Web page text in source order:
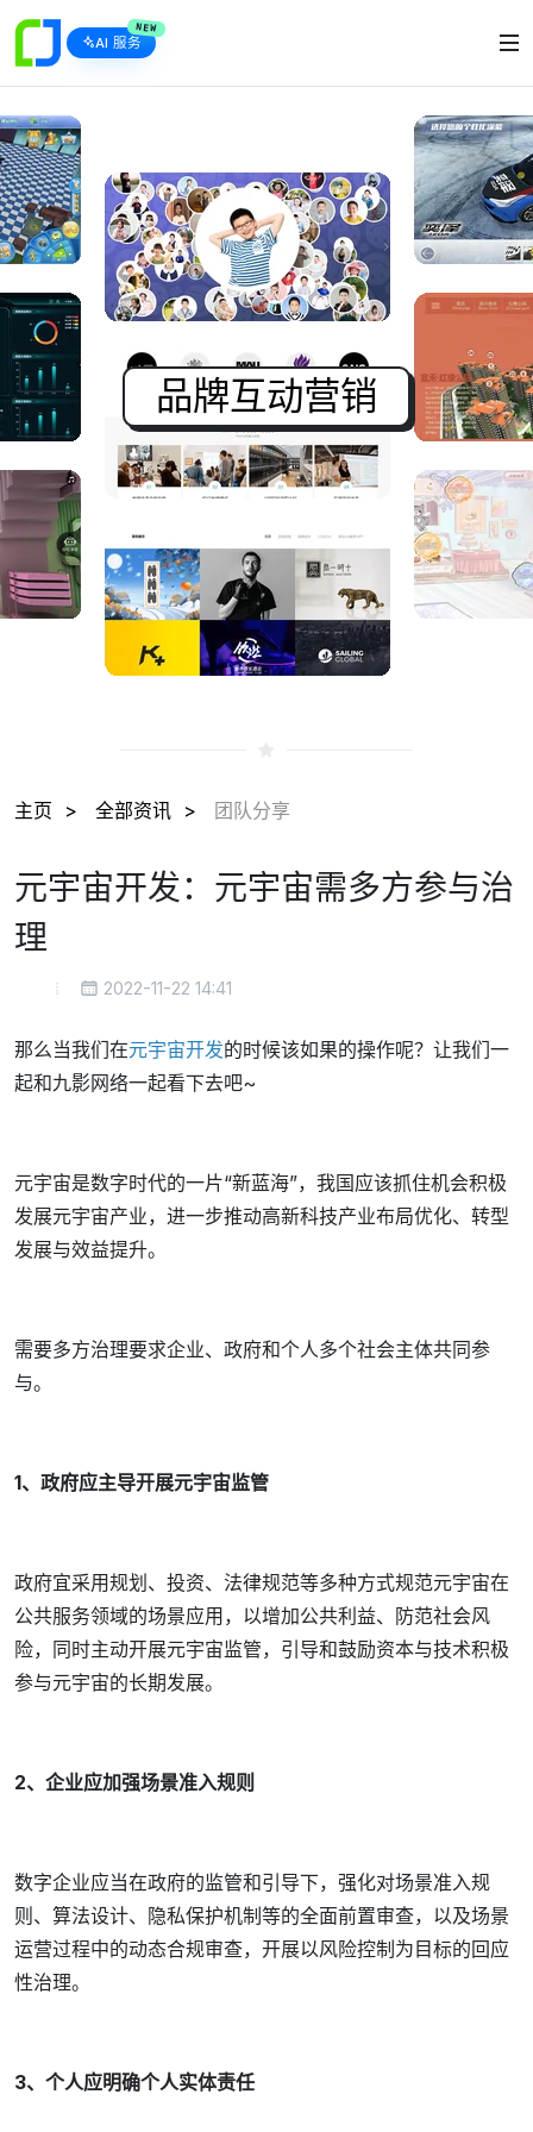
AI 服务
NEW
品牌互动营销
主页 全部资讯 团队分享
元宇宙开发：元宇宙需多方参与治
理
2022-11-22 14:41
那么当我们在元宇宙开发的时候该如果的操作呢？让我们一
起和九影网络一起看下去吧~
元宇宙是数字时代的一片“新蓝海”，我国应该抓住机会积极
发展元宇宙产业，进一步推动高新科技产业布局优化、转型
发展与效益提升。
需要多方治理要求企业、政府和个人多个社会主体共同参
与。
1、政府应主导开展元宇宙监管
政府宜采用规划、投资、法律规范等多种方式规范元宇宙在
公共服务领域的场景应用，以增加公共利益、防范社会风
险，同时主动开展元宇宙监管，引导和鼓励资本与技术积极
参与元宇宙的长期发展。
2、企业应加强场景准入规则
数字企业应当在政府的监管和引导下，强化对场景准入规
则、算法设计、隐私保护机制等的全面前置审查，以及场景
运营过程中的动态合规审查，开展以风险控制为目标的回应
性治理。
3、个人应明确个人实体责任